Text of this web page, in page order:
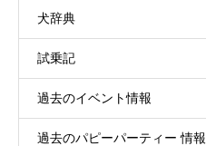
犬辞典
試乗記
過去のイベント情報
過去のパピーパーティー 情報